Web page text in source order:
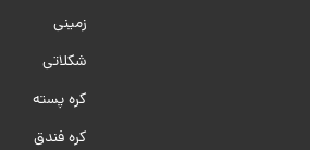
زمینی
شکلاتی
کره پسته
کره فندق